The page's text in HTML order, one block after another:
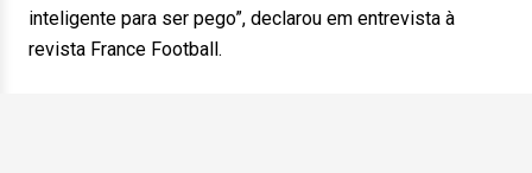
inteligente para ser pego”, declarou em entrevista à
revista France Football.